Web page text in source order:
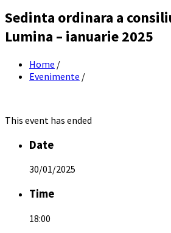
Sedinta ordinara a
Lumina – ianuarie 2025
Home /
Evenimente /
This event has ended
Date
30/01/2025
Time
18:00